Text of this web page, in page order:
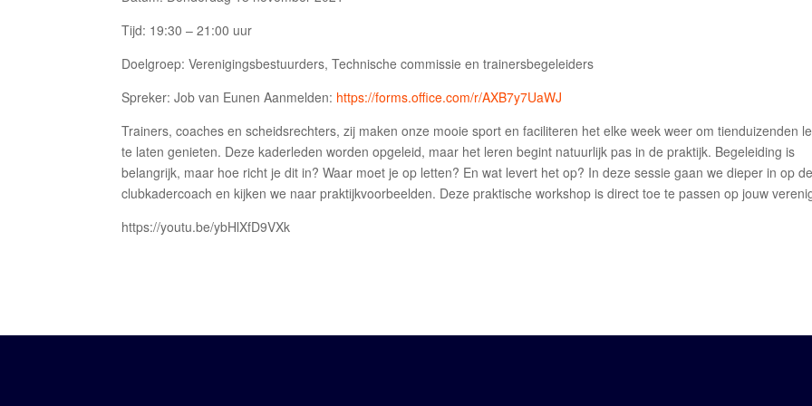
Tijd: 19:30 – 21:00 uur
Doelgroep: Verenigingsbestuurders, Technische commissie en trainersbegeleiders
Spreker: Job van Eunen Aanmelden: https://forms.office.com/r/AXB7y7UaWJ
Trainers, coaches en scheidsrechters, zij maken onze mooie sport en faciliteren het elke week weer om tienduizenden
te laten genieten. Deze kaderleden worden opgeleid, maar het leren begint natuurlijk pas in de praktijk. Begeleiding is
belangrijk, maar hoe richt je dit in? Waar moet je op letten? En wat levert het op? In deze sessie gaan we dieper in op de
clubkadercoach en kijken we naar praktijkvoorbeelden. Deze praktische workshop is direct toe te passen op jouw
https://youtu.be/ybHlXfD9VXk